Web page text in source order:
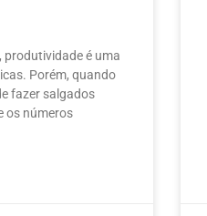
produtividade é uma
Porém, quando
fazer salgados
os números